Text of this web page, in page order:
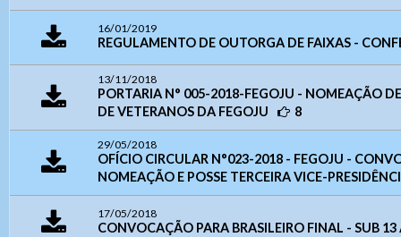
16/01/2019
REGULAMENTO DE OUTORGA DE FAIXAS -
13/11/2018
PORTARIA N° 005-2018-FEGOJU - NOMEAÇÃO
DE VETERANOS DA FEGOJU
8
29/05/2018
OFÍCIO CIRCULAR N°023-2018 - FEGOJU -
NOMEAÇÃO E POSSE TERCEIRA VICE-
17/05/2018
CONVOCAÇÃO PARA BRASILEIRO FINAL - SUB
Acessibilidade
Tamanho da Fonte
- Letra A > Fonte tamanho normal.
- Letra A+ > Aumenta o tamanho da fonte.
- Letra A- > Diminui o tamanho da fonte.
Layout
- Para alterar a cor do layout de escuro para claro e
vice versa clique nos ícones
Contatos
Endereço e Contatos
Endereço:Avenida Goiás, nº 1.149 SALA 01 ,
Telefone: (62) 3943-3590
WhatsApp:(62) 9 9388-5282
judogoias@judogoias.com.br
Horário de funcionamento:Das 14h00 às 18h00
Contatos
6133
Usuário
Digite apenas o "usuário" sem @dominio!
Usuário